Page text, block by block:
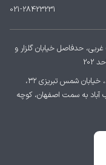
021-28423231
حدفاصل خیابان گلزار و
چاپخانه : اصفهان، شهرک صنعتی دولت آباد، خیابان شمس تبریزی ۳۲،
آباد به سمت اصفهان، کوچه